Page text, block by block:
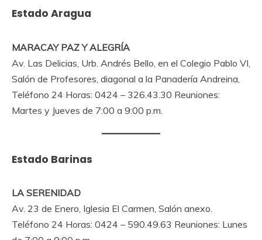
Estado Aragua
MARACAY PAZ Y ALEGRÍA
Av. Las Delicias, Urb. Andrés Bello, en el Colegio Pablo VI,
Salón de Profesores, diagonal a la Panadería Andreina,
Teléfono 24 Horas: 0424 – 326.43.30 Reuniones:
Martes y Jueves de 7:00 a 9:00 p.m.
Estado Barinas
LA SERENIDAD
Av. 23 de Enero, Iglesia El Carmen, Salón anexo.
Teléfono 24 Horas: 0424 – 590.49.63 Reuniones: Lunes